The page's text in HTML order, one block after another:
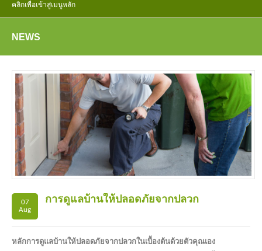
คลิกเพื่อเข้าสู่เมนูหลัก
NEWS
07
Aug
การดูแลบ้านให้ปลอดภัยจากปลวก
หลักการดูแลบ้านให้ปลอดภัยจากปลวกในเบื้องต้นด้วยตัวคุณเอง